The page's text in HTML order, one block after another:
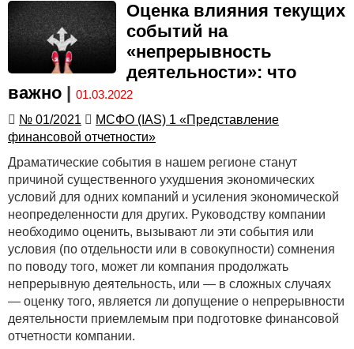
Оценка влияния текущих
событий на
«непрерывность
деятельности»: что
важно
01.03.2022
№ 01/2021
МСФО (IAS) 1 «Представление
финансовой отчетности»
Драматические события в нашем регионе станут
причиной существенного ухудшения экономических
условий для одних компаний и усиления экономической
неопределенности для других. Руководству компании
необходимо оценить, вызывают ли эти события или
условия (по отдельности или в совокупности) сомнения
по поводу того, может ли компания продолжать
непрерывную деятельность, или — в сложных случаях
— оценку того, является ли допущение о непрерывности
деятельности приемлемым при подготовке финансовой
отчетности компании.